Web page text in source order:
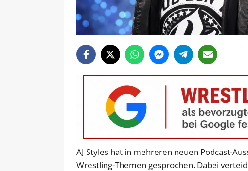
AJ Styles hat in mehreren neuen Podcast-
Wrestling-Themen gesprochen. Dabei